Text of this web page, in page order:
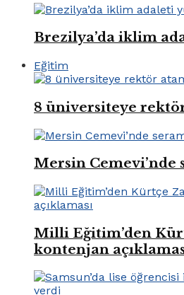
Brezilya’da iklim
Eğitim
8 üniversiteye
Mersin Cemevi’nde
Milli Eğitim’den
kontenjan